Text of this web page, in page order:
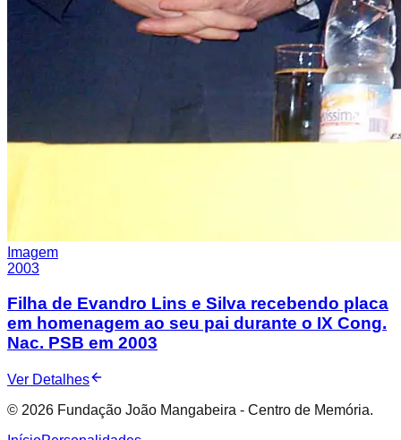
Imagem
2003
Filha de Evandro Lins e Silva recebendo placa
em homenagem ao seu pai durante o IX Cong.
Nac. PSB em 2003
Ver Detalhes
© 2026 Fundação João Mangabeira - Centro de Memória.